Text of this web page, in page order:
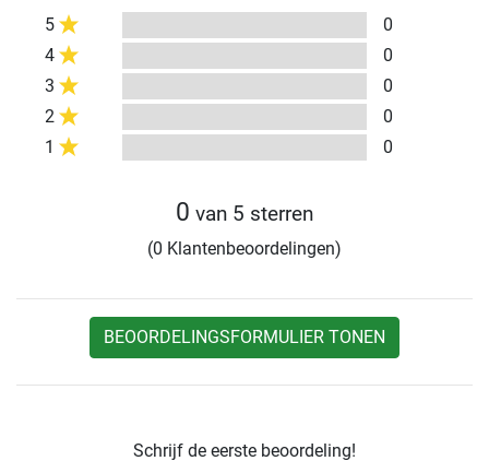
5
0
4
0
3
0
2
0
1
0
0 van 5 sterren
(0 Klantenbeoordelingen)
BEOORDELINGSFORMULIER TONEN
Schrijf de eerste beoordeling!